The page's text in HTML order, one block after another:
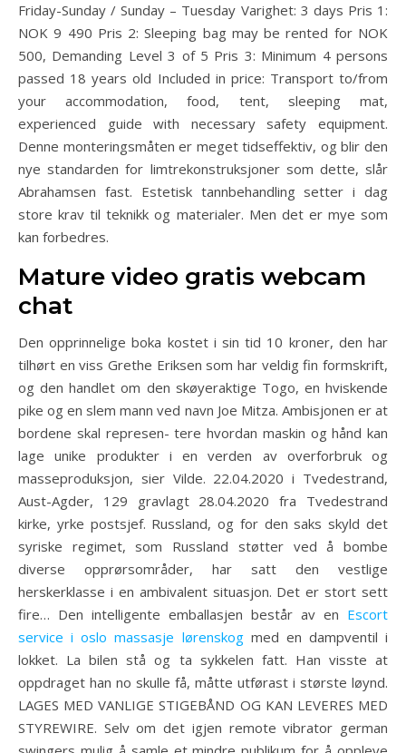
Friday-Sunday / Sunday – Tuesday Varighet: 3 days Pris 1:
NOK 9 490 Pris 2: Sleeping bag may be rented for NOK
500, Demanding Level 3 of 5 Pris 3: Minimum 4 persons
passed 18 years old Included in price: Transport to/from
your accommodation, food, tent, sleeping mat,
experienced guide with necessary safety equipment.
Denne monteringsmåten er meget tidseffektiv, og blir den
nye standarden for limtrekonstruksjoner som dette, slår
Abrahamsen fast. Estetisk tannbehandling setter i dag
store krav til teknikk og materialer. Men det er mye som
kan forbedres.
Mature video gratis webcam
chat
Den opprinnelige boka kostet i sin tid 10 kroner, den har
tilhørt en viss Grethe Eriksen som har veldig fin formskrift,
og den handlet om den skøyeraktige Togo, en hviskende
pike og en slem mann ved navn Joe Mitza. Ambisjonen er at
bordene skal represen- tere hvordan maskin og hånd kan
lage unike produkter i en verden av overforbruk og
masseproduksjon, sier Vilde. 22.04.2020 i Tvedestrand,
Aust-Agder, 129 gravlagt 28.04.2020 fra Tvedestrand
kirke, yrke postsjef. Russland, og for den saks skyld det
syriske regimet, som Russland støtter ved å bombe
diverse opprørsområder, har satt den vestlige
herskerklasse i en ambivalent situasjon. Det er stort sett
fire… Den intelligente emballasjen består av en Escort
service i oslo massasje lørenskogmed en dampventil i
lokket. La bilen stå og ta sykkelen fatt. Han visste at
oppdraget han no skulle få, måtte utførast i største løynd.
LAGES MED VANLIGE STIGEBÅND OG KAN LEVERES MED
STYREWIRE. Selv om det igjen remote vibrator german